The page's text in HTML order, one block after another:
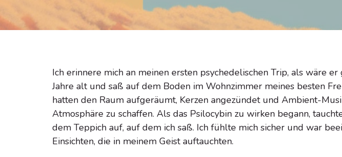
Ich erinnere mich an meinen ersten psychedelischen Trip, als wäre
Jahre alt und saß auf dem Boden im Wohnzimmer meines besten
hatten den Raum aufgeräumt, Kerzen angezündet und Ambient-
Atmosphäre zu schaffen. Als das Psilocybin zu wirken begann,
dem Teppich auf, auf dem ich saß. Ich fühlte mich sicher und war
Einsichten, die in meinem Geist auftauchten.